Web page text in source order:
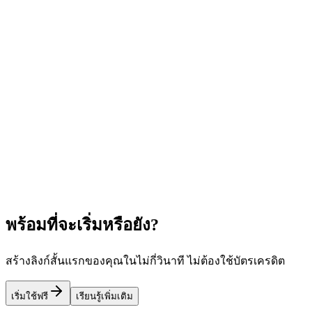
พร้อมที่จะเริ่มหรือยัง?
สร้างลิงก์สั้นแรกของคุณในไม่กี่วินาที ไม่ต้องใช้บัตรเครดิต
เริ่มใช้ฟรี เรียนรู้เพิ่มเติม